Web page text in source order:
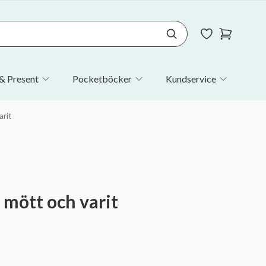
Present Pocketböcker Kundservice
och varit